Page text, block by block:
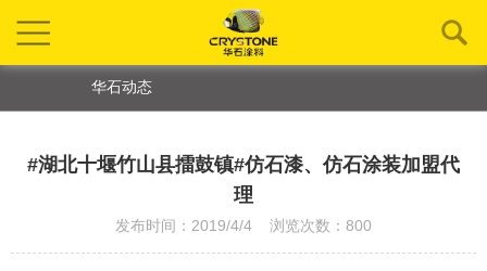
华石动态
#湖北十堰竹山县擂鼓镇#仿石漆、仿石涂装加盟代
理
发布时间：2019/4/4 浏览次数：800